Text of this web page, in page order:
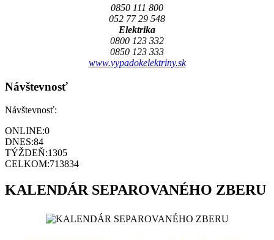
0850 111 800
052 77 29 548
Elektrika
0800 123 332
0850 123 333
www.vypadokelektriny.sk
Návštevnosť
Návštevnosť:
ONLINE:0
DNES:84
TÝŽDEŇ:1305
CELKOM:713834
KALENDÁR SEPAROVANÉHO ZBERU